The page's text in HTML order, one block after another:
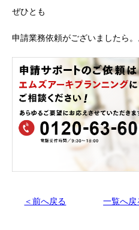
ぜひとも
申請業務依頼がございましたら。
＜前へ戻る 一覧へ戻